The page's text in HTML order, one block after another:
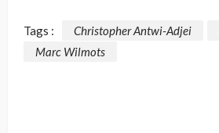
Tags : Christopher Antwi-Adjei
Marc Wilmots